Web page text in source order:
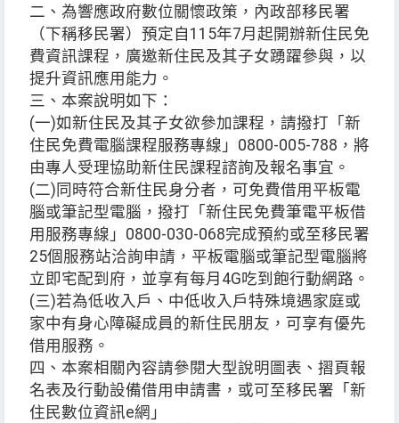
二、為響應政府數位關懷政策，內政部移民署
（下稱移民署）預定自115年7月起開辦新住民免
費資訊課程，廣邀新住民及其子女踴躍參與，以
提升資訊應用能力。
三、本案說明如下：
(一)如新住民及其子女欲參加課程，請撥打「新
住民免費電腦課程服務專線」0800-005-788，將
由專人受理協助新住民課程諮詢及報名事宜。
(二)同時符合新住民身分者，可免費借用平板電
腦或筆記型電腦，撥打「新住民免費筆電平板借
用服務專線」0800-030-068完成預約或至移民署
25個服務站洽詢申請，平板電腦或筆記型電腦將
立即宅配到府，並享有每月4G吃到飽行動網路。
(三)若為低收入戶、中低收入戶特殊境遇家庭或
家中有身心障礙成員的新住民朋友，可享有優先
借用服務。
四、本案相關內容請參閱大型說明圖表、摺頁報
名表及行動設備借用申請書，或可至移民署「新
住民數位資訊e網」